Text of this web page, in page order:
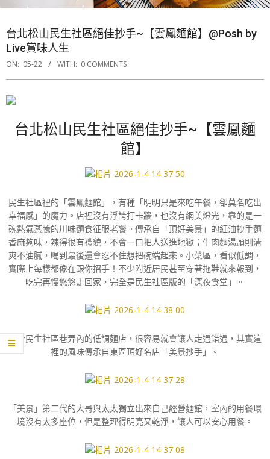
台北松山民生社區絕佳抄手~【雲鳳麵館】@Posh by
Live賞味人生
ON: 05-22 WITH: 0 COMMENTS
台北松山民生社區絕佳抄手~【雲鳳麵
館】
民生社區裡的「雲鳳麵館」，有種「明明只是來吃午餐，卻莫名吃出
幸福感」的魔力。店裡沒有浮誇打卡牆，也沒有網美燈光，靠的是一
碗熱氣蒸騰的川味麵食征服老饕。傳承自「頂好美景」的紅油抄手麵
香麻夠味，辣得很有禮貌，不會一口把人送進地獄；牛肉麵湯頭則清
爽不油膩，喝到最後還會忍不住想把碗端起來。小菜區，看似低調，
實際上每樣都像在跟你招手！不少附近居民甚至穿著拖鞋就來報到，
吃完再慢悠悠走回家，完全是民生社區版的「深夜食堂」。
位於民生社區巷弄內的低調麵店，很容易就會讓人走過錯過，其實這
裡的風味傳承自東區頂好名店「美景抄手」。
「美景」第二代的大哥與太太獨立出來自己經營麵館，室內的用餐環
境沒有太多座位，但是整理得明亮又乾淨，讓人可以安心用餐。